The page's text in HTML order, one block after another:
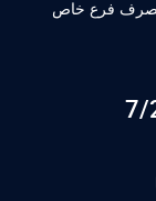
فرع خاص